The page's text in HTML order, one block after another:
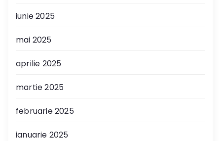
iunie 2025
mai 2025
aprilie 2025
martie 2025
februarie 2025
ianuarie 2025